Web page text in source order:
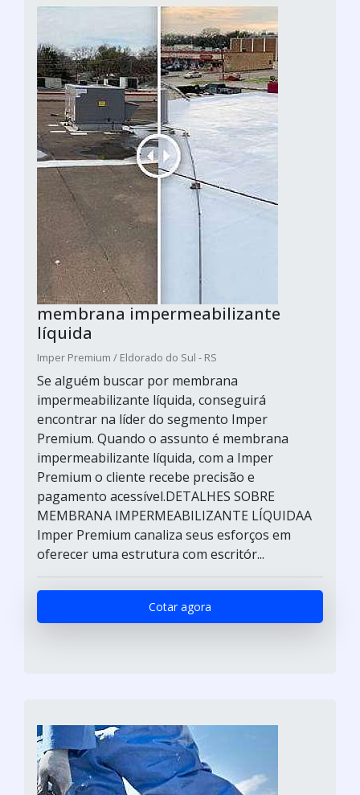
membrana impermeabilizante
líquida
Imper Premium / Eldorado do Sul - RS
Se alguém buscar por membrana
impermeabilizante líquida, conseguirá
encontrar na líder do segmento Imper
Premium. Quando o assunto é membrana
impermeabilizante líquida, com a Imper
Premium o cliente recebe precisão e
pagamento acessível.DETALHES SOBRE
MEMBRANA IMPERMEABILIZANTE LÍQUIDAA
Imper Premium canaliza seus esforços em
oferecer uma estrutura com escritór...
Cotar agora